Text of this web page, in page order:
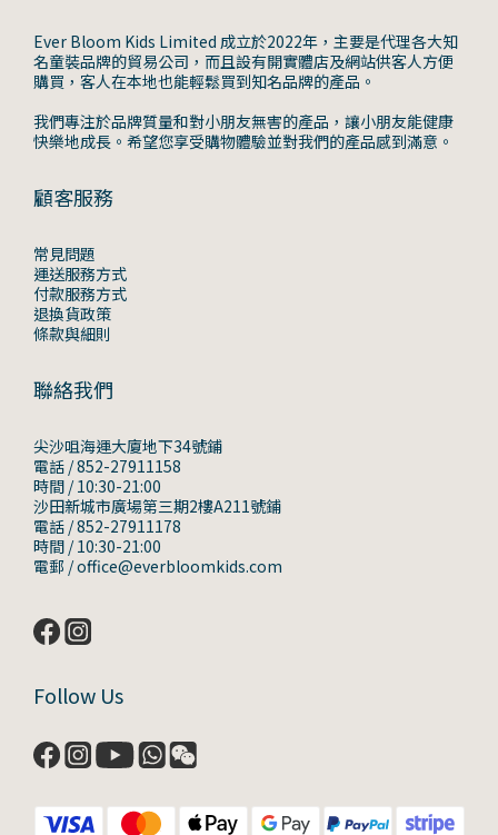
Ever Bloom Kids Limited 成立於2022年，主要是代理各大知
名童裝品牌的貿易公司，而且設有開實體店及網站供客人方便
購買，客人在本地也能輕鬆買到知名品牌的產品。
我們專注於品牌質量和對小朋友無害的產品，讓小朋友能健康
快樂地成長。希望您享受購物體驗並對我們的產品感到滿意。
顧客服務
常見問題
運送服務方式
付款服務方式
退換貨政策
條款與細則
聯絡我們
尖沙咀海運大廈地下34號鋪
電話 / 852-27911158
時間 / 10:30-21:00
沙田新城市廣場第三期2樓A211號鋪
電話 / 852-27911178
時間 / 10:30-21:00
電郵 / office@everbloomkids.com
Follow Us